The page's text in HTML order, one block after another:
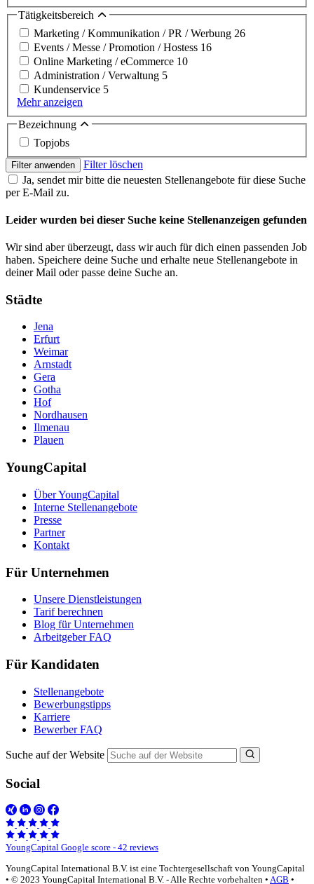
Tätigkeitsbereich
Marketing / Kommunikation / PR / Werbung 26
Events / Messe / Promotion / Hostess 16
Online Marketing / eCommerce 10
Administration / Verwaltung 5
Kundenservice 5
Mehr anzeigen
Bezeichnung
Topjobs
Filter anwenden
Filter löschen
Ja, sendet mir bitte die neuesten Stellenangebote für diese Suche
per E-Mail zu.
Leider wurden bei dieser Suche keine Stellenanzeigen gefunden
Wir sind aber überzeugt, dass wir auch für dich einen passenden Job
haben. Speichere deine Suche und erhalte neue Stellenangebote in
deiner Mail oder passe deine Suche an.
Städte
Jena
Erfurt
Weimar
Arnstadt
Gera
Gotha
Hof
Nordhausen
Ilmenau
Plauen
YoungCapital
Über YoungCapital
Interne Stellenangebote
Presse
Partner
Kontakt
Für Unternehmen
Unsere Dienstleistungen
Tarif berechnen
Blog für Unternehmen
Arbeitgeber FAQ
Für Kandidaten
Stellenangebote
Bewerbungstipps
Karriere
Bewerber FAQ
Suche auf der Website
Social
YoungCapital Google score - 42 reviews
YoungCapital International B.V. ist eine Tochtergesellschaft von YoungCapital
• © 2023 YoungCapital International B.V. - Alle Rechte vorbehalten • AGB •